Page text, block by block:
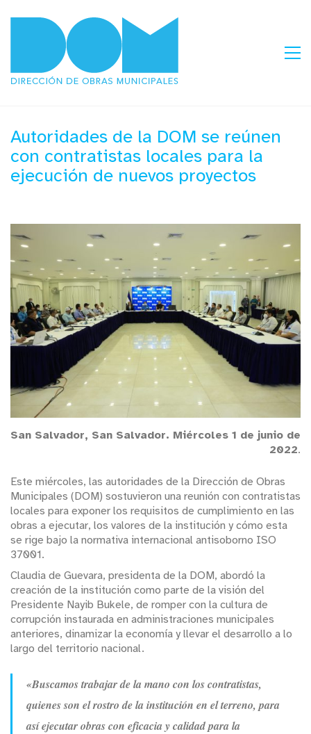
Autoridades de la DOM se reúnen
con contratistas locales para la
ejecución de nuevos proyectos
San Salvador, San Salvador. Miércoles 1 de junio de
2022.
Este miércoles, las autoridades de la Dirección de Obras
Municipales (DOM) sostuvieron una reunión con contratistas
locales para exponer los requisitos de cumplimiento en las
obras a ejecutar, los valores de la institución y cómo esta
se rige bajo la normativa internacional antisoborno ISO
37001.
Claudia de Guevara, presidenta de la DOM, abordó la
creación de la institución como parte de la visión del
Presidente Nayib Bukele, de romper con la cultura de
corrupción instaurada en administraciones municipales
anteriores, dinamizar la economía y llevar el desarrollo a lo
largo del territorio nacional.
«Buscamos trabajar de la mano con los contratistas,
quienes son el rostro de la institución en el terreno, para
así ejecutar obras con eficacia y calidad para la